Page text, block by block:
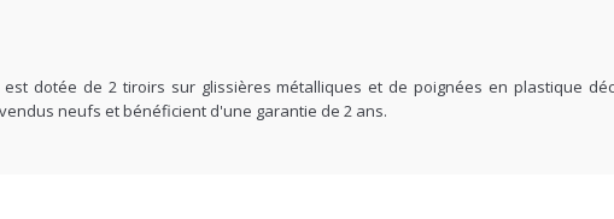
dotée de 2 tiroirs sur glissières métalliques et de poignées en plastique
neufs et bénéficient d'une garantie de 2 ans.